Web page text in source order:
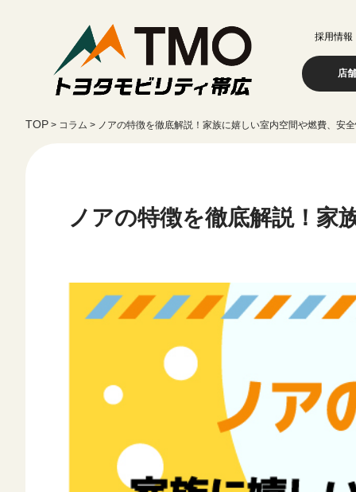
採用情報
店
> コラム > ノアの特徴を徹底解説！家族に嬉しい室内空間や燃費、安
ノアの特徴を徹底解説！家